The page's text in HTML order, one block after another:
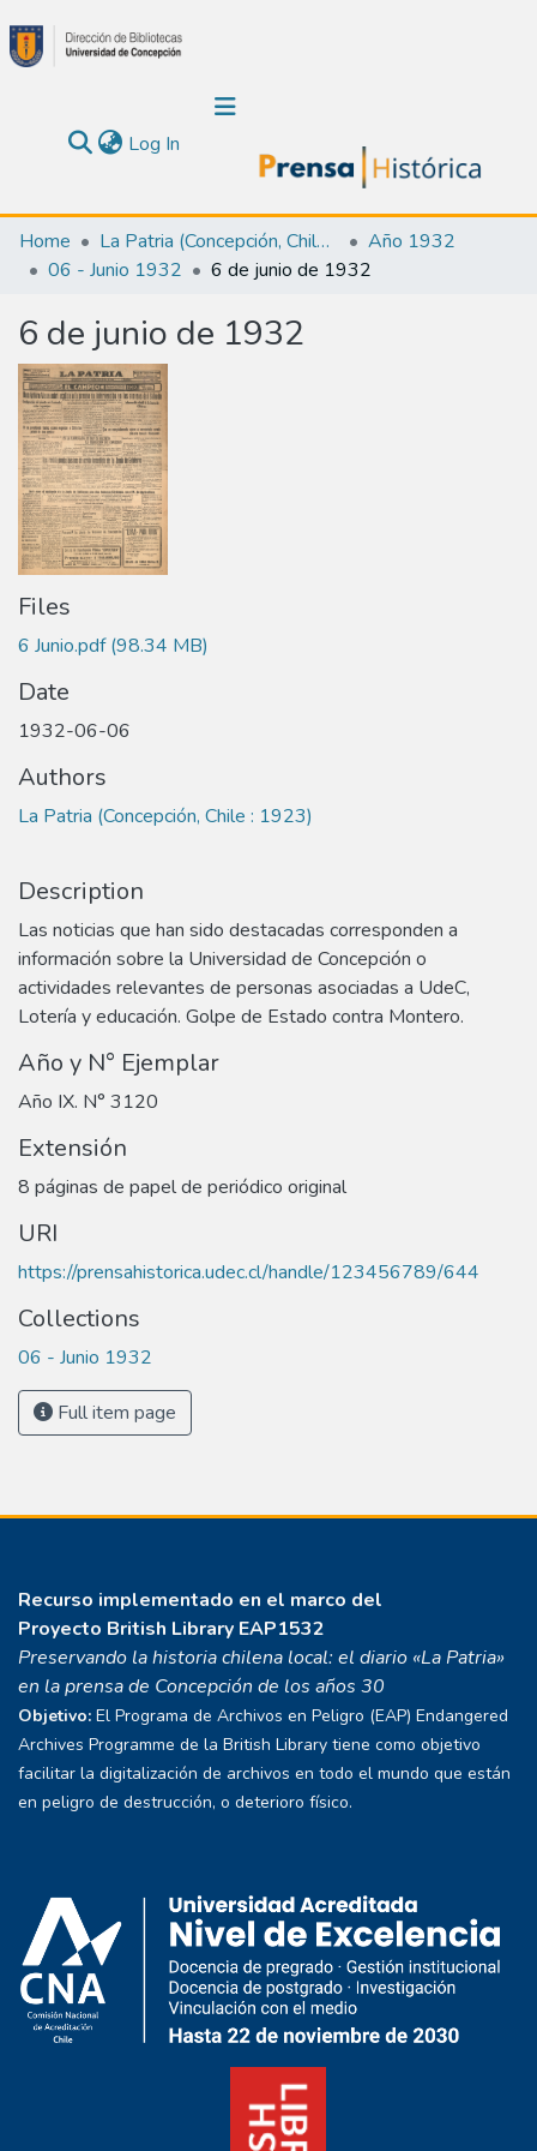
Log In(current)
Communities & Collections
Calendar
All of DSpace
Statistics
Home La Patria (Concepción, Chile : 1923)
Año 1932
06 - Junio 1932
6 de junio de 1932
6 de junio de 1932
Files
6 Junio.pdf(98.34 MB)
Date
1932-06-06
Authors
La Patria (Concepción, Chile : 1923)
Description
Las noticias que han sido destacadas corresponden a
información sobre la Universidad de Concepción o
actividades relevantes de personas asociadas a UdeC,
Lotería y educación. Golpe de Estado contra Montero.
Año y N° Ejemplar
Año IX. N° 3120
Extensión
8 páginas de papel de periódico original
URI
https://prensahistorica.udec.cl/handle/123456789/644
Collections
06 - Junio 1932
Full item page
Recurso implementado en el marco del
Proyecto British Library EAP1532
Preservando la historia chilena local: el diario «La Patria»
en la prensa de Concepción de los años 30
Objetivo: El Programa de Archivos en Peligro (EAP) Endangered
Archives Programme de la British Library tiene como objetivo
facilitar la digitalización de archivos en todo el mundo que están
en peligro de destrucción, o deterioro físico.